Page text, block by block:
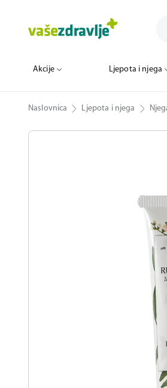
Akcije Ljepota i njega
Naslovnica Ljepota i njega